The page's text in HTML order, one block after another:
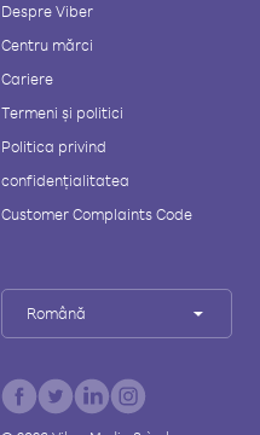
Despre Viber
Centru mărci
Cariere
Termeni și politici
Politica privind
confidențialitatea
Customer Complaints Code
Română